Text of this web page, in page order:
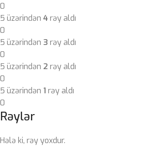
0
5 üzərindən 4rəy aldı
0
5 üzərindən 3 rəy aldı
0
5 üzərindən 2 rəy aldı
0
5 üzərindən 1 rəy aldı
0
Rəylər
Hələ ki, rəy yoxdur.